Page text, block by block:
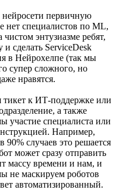
первичную
нет специалистов по ML,
энтузиазме ребят,
и сделать ServiceDesk
в Нейрохелпе (так мы
супер сложного, но
нравятся.
тикет к ИТ-поддержке или
а также
участие специалиста или
Например,
90% случаев это решается
может сразу отправить
массу времени и нам, и
не маскируем роботов
автоматизированный.